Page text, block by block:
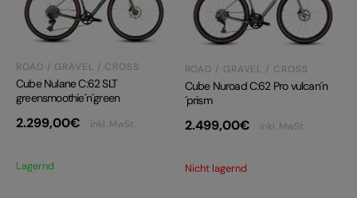
ROAD / GRAVEL / CROSS
Cube Nulane C:62 SLT
greensmoothie´n´green
2.299,00€ inkl. MwSt.
Lagernd
ROAD / GRAVEL / CROSS
Cube Nuroad C:62 Pro vulcan´n
´prism
2.499,00€ inkl. MwSt.
Nicht lagernd